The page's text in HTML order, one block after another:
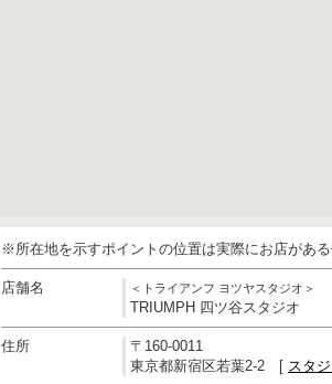
※所在地を示すポイントの位置は実際にお店があ
店舗名 ＜トライアンフ ヨツヤスタジオ＞
TRIUMPH 四ツ谷スタジオ
住所
〒160-0011
東京都新宿区若葉2-2 [ スタ